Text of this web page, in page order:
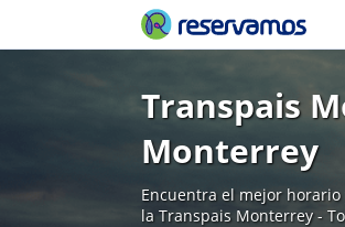
Transpais
Monterrey
Encuentra el mejor
la Transpais Monterrey -